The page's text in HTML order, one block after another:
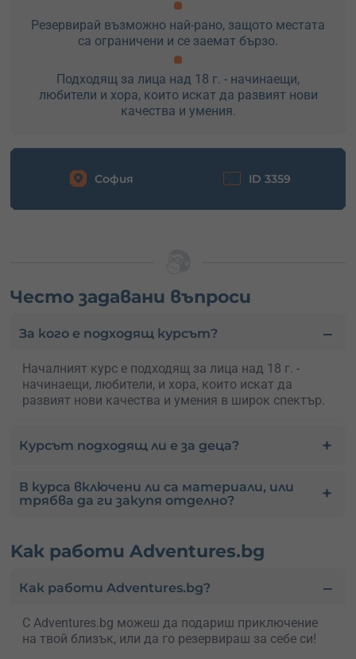
Резервирай възможно най-рано, защото местата
са ограничени и се заемат бързо.
Подходящ за лица над 18 г. - начинаещи,
любители и хора, които искат да развият нови
качества и умения.
София ID 3359
Често задавани въпроси
За кого е подходящ курсът?
Началният курс е подходящ за лица над 18 г. -
начинаещи, любители, и хора, които искат да
развият нови качества и умения в широк спектър.
Курсът подходящ ли е за деца?
В курса включени ли са материали, или
трябва да ги закупя отделно?
Kак работи Adventures.bg
Как работи Adventures.bg?
С Adventures.bg можеш да подариш приключение
на твой близък, или да го резервираш за себе си!